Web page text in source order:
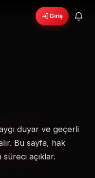
Giriş
duyar ve geçerli
Bu sayfa, hak
açıklar.